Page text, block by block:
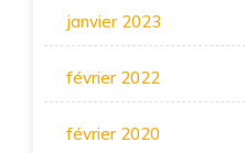
janvier 2023
février 2022
février 2020